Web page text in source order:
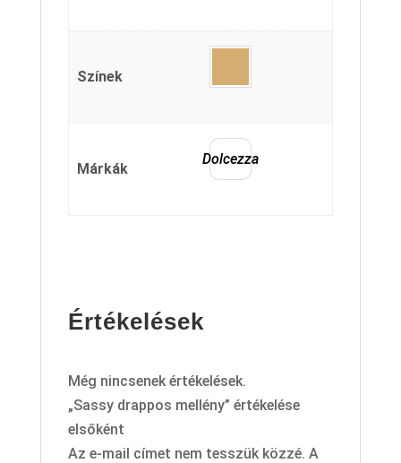
Színek
Márkák
Dolcezza
Értékelések
Még nincsenek értékelések.
„Sassy drappos mellény” értékelése
elsőként
Az e-mail címet nem tesszük közzé. A